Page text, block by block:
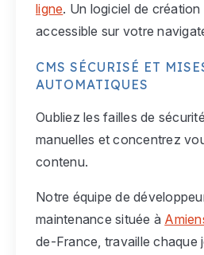
ligne. Un logiciel de
accessible sur votre
CMS SÉCURISÉ ET
AUTOMATIQUES
Oubliez les failles de
manuelles et concentrez
contenu.
Notre équipe de
maintenance située à
de-France, travaille chaque